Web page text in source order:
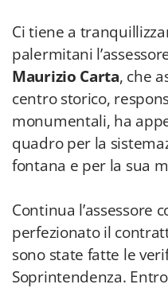
Ci tiene a
palermitani
Maurizio Carta, che
centro storico,
monumentali, ha
quadro per la
fontana e per la sua
Continua l’assessore
perfezionato il
sono state fatte le
Soprintendenza.